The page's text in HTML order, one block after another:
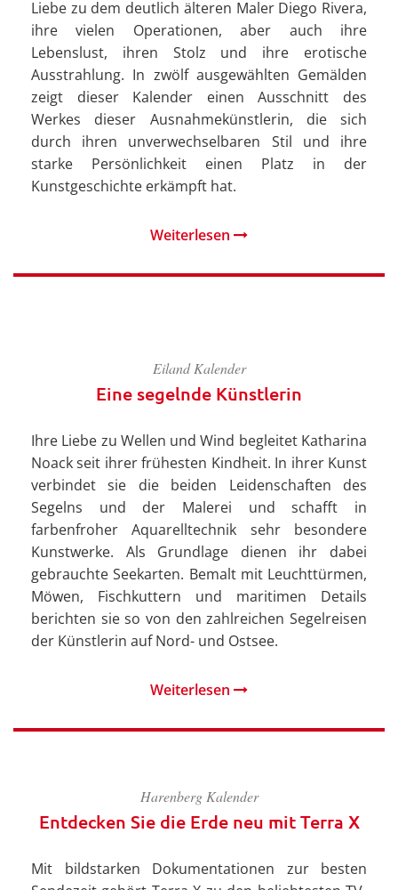
Liebe zu dem deutlich älteren Maler Diego Rivera,
ihre vielen Operationen, aber auch ihre
Lebenslust, ihren Stolz und ihre erotische
Ausstrahlung. In zwölf ausgewählten Gemälden
zeigt dieser Kalender einen Ausschnitt des
Werkes dieser Ausnahmekünstlerin, die sich
durch ihren unverwechselbaren Stil und ihre
starke Persönlichkeit einen Platz in der
Kunstgeschichte erkämpft hat.
Weiterlesen
Eiland Kalender
Eine segelnde Künstlerin
Ihre Liebe zu Wellen und Wind begleitet Katharina
Noack seit ihrer frühesten Kindheit. In ihrer Kunst
verbindet sie die beiden Leidenschaften des
Segelns und der Malerei und schafft in
farbenfroher Aquarelltechnik sehr besondere
Kunstwerke. Als Grundlage dienen ihr dabei
gebrauchte Seekarten. Bemalt mit Leuchttürmen,
Möwen, Fischkuttern und maritimen Details
berichten sie so von den zahlreichen Segelreisen
der Künstlerin auf Nord- und Ostsee.
Weiterlesen
Harenberg Kalender
Entdecken Sie die Erde neu mit Terra X
Mit bildstarken Dokumentationen zur besten